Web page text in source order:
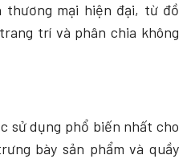
thương mại hiện đại, từ đồ
trí và phân chia không
sử dụng phổ biến nhất cho
bày sản phẩm và quầy